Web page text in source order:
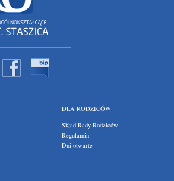
DLA RODZICÓW
Skład Rady Rodziców
Regulamin
Dni otwarte